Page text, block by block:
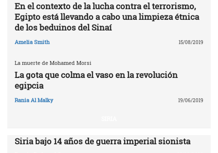
En el contexto de la lucha contra el terrorismo,
Egipto está llevando a cabo una limpieza étnica
de los beduinos del Sinaí
Amelia Smith 15/08/2019
La muerte de Mohamed Morsi
La gota que colma el vaso en la revolución
egipcia
Rania Al Malky 19/06/2019
Siria bajo 14 años de guerra imperial sionista